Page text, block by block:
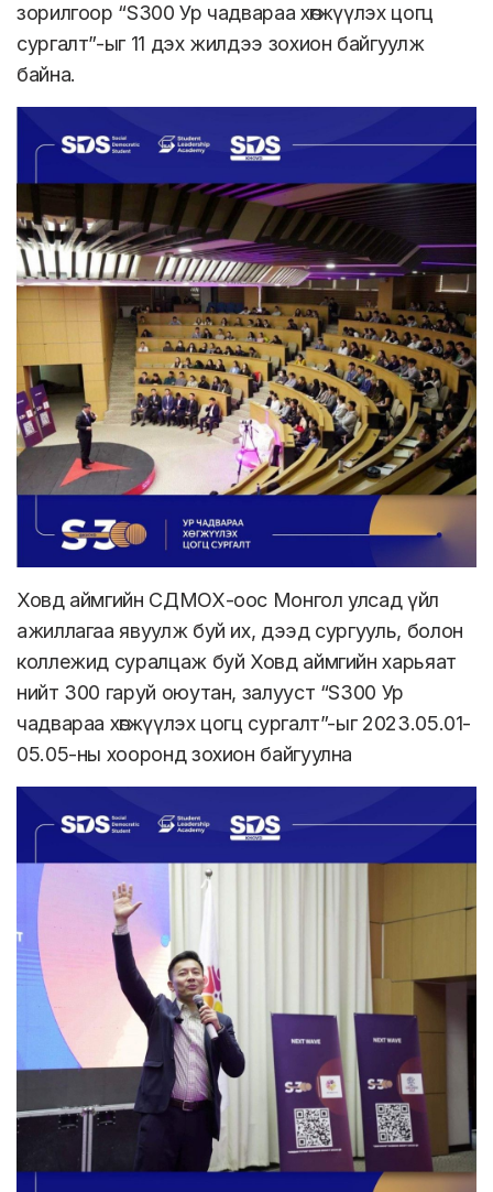
зорилгоор “S300 Ур чадвараа хөгжүүлэх цогц
сургалт”-ыг 11 дэх жилдээ зохион байгуулж
байна.
Ховд аймгийн СДМОХ-оос Монгол улсад үйл
ажиллагаа явуулж буй их, дээд сургууль, болон
коллежид суралцаж буй Ховд аймгийн харьяат
нийт 300 гаруй оюутан, залууст “S300 Ур
чадвараа хөгжүүлэх цогц сургалт”-ыг 2023.05.01-
05.05-ны хооронд зохион байгуулна